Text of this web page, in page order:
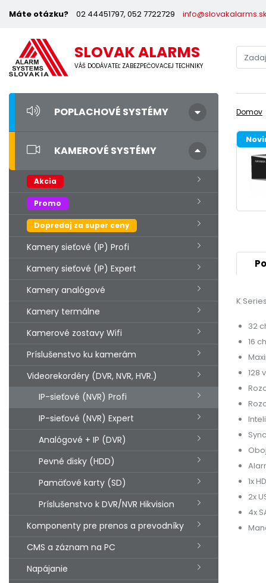
Máte otázku? 02 44451797, 052 7722729 info@slovakalarms.sk
SLOVAK ALARMS
VÁŠ DODÁVATEĽ ZABEZPEČOVACEJ TECHNIKY
POPLACHOVÉ SYSTÉMY
KAMEROVÉ SYSTÉMY
Akcia
Promo
Dopredaj za super ceny
Kamery sieťové (IP) Profi
Kamery sieťové (IP) Expert
Kamery analógové
Kamery termálne
Kamerové zostavy Wifi
Príslušenstvo ku kamerám
Videorekordéry (DVR, NVR, HVR.)
IP-sieťové (NVR) Profi
IP-sieťové (NVR) Expert
Analógové + IP (DVR)
Pevné disky (HDD)
Pamäťové karty (SD)
Príslušenstvo k DVR/NVR Hikvision
Komponenty pre prenos a prevodníky
CMS a záznam na PC
Napájanie
Domov
K
32
16
128
1x
2x
4x